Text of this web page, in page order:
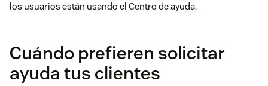
los usuarios están usando el Centro de ayuda.
Cuándo prefieren solicitar
ayuda tus clientes